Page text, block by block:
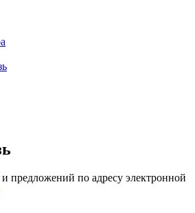
предложений по адресу электронной